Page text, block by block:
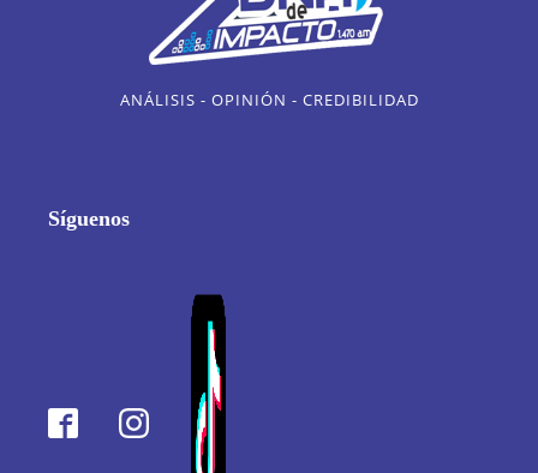
ANÁLISIS - OPINIÓN - CREDIBILIDAD
Síguenos